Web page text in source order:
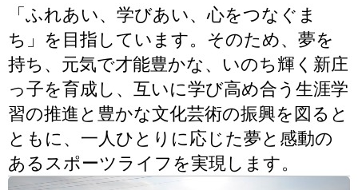
「ふれあい、学びあい、心をつなぐま
ち」を目指しています。そのため、夢を
持ち、元気で才能豊かな、いのち輝く新庄
っ子を育成し、互いに学び高め合う生涯学
習の推進と豊かな文化芸術の振興を図ると
ともに、一人ひとりに応じた夢と感動の
あるスポーツライフを実現します。